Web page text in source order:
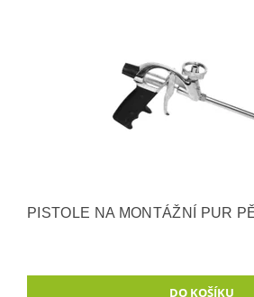
PISTOLE NA MONTÁŽNÍ PUR